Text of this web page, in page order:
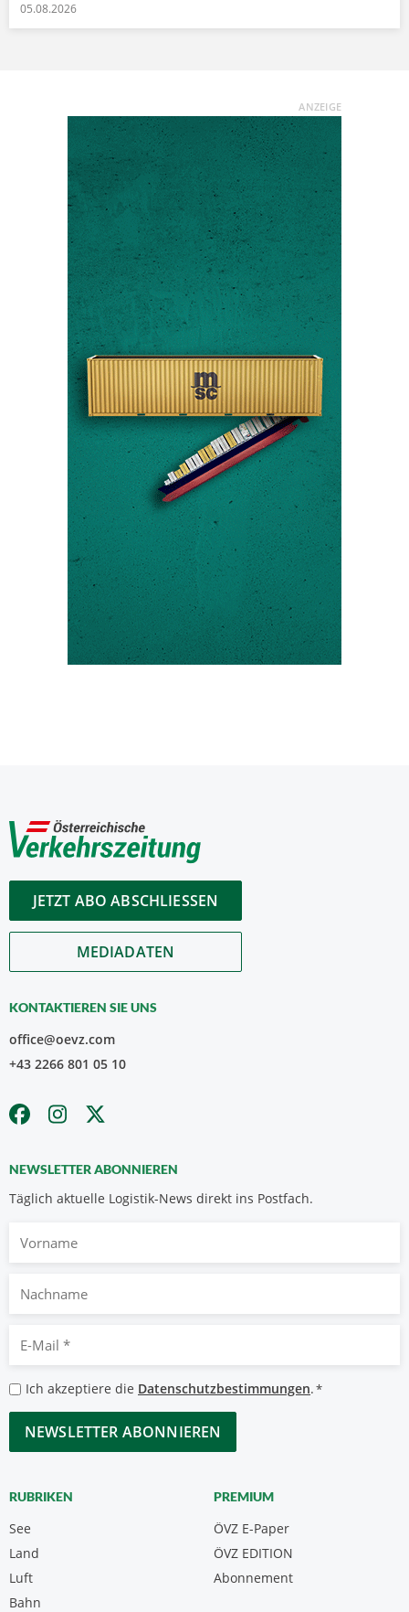
05.08.2026
ANZEIGE
JETZT ABO ABSCHLIESSEN
MEDIADATEN
KONTAKTIEREN SIE UNS
office@oevz.com
+43 2266 801 05 10
NEWSLETTER ABONNIEREN
Täglich aktuelle Logistik-News direkt ins Postfach.
Nachname
Mail
*
Datenschutzbestimmungen
*
Ich akzeptiere die Datenschutzbestimmungen.*
CAPTCHA
RUBRIKEN
See
Land
Luft
Bahn
PREMIUM
ÖVZ E-Paper
Abonnement
ÖVZ EDITION